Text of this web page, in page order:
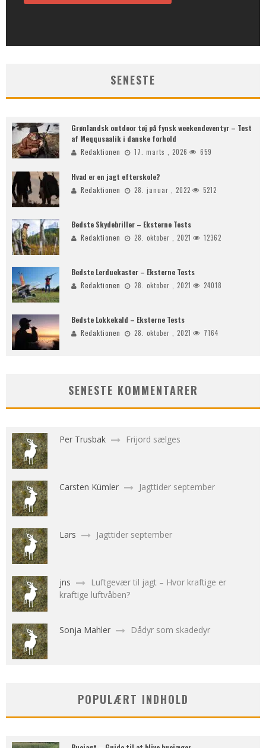
SENESTE
Grønlandsk outdoor tøj på fynsk weekendeventyr – Test
af Meqqusaalik i danske forhold
Redaktionen 17. marts , 2026 659
Hvad er en jagt efterskole?
Redaktionen 28. januar , 2022 5212
Bedste Skydebriller – Eksterne Tests
Redaktionen 28. oktober , 2021 12362
Bedste Lerduekaster – Eksterne Tests
Redaktionen 28. oktober , 2021 24018
Bedste Lokkekald – Eksterne Tests
Redaktionen 28. oktober , 2021 7164
SENESTE KOMMENTARER
Per Trusbak Frijord sælges
Carsten Kümler Jagttider september
Lars Jagttider september
jns
Luftgevær til jagt – Hvor kraftige er
kraftige luftvåben?
Sonja Mahler Dådyr som skadedyr
POPULÆRT INDHOLD